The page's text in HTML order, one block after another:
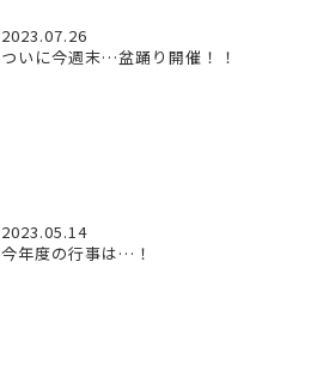
2023.07.26
ついに今週末…盆踊り開催！！
2023.05.14
今年度の行事は…！